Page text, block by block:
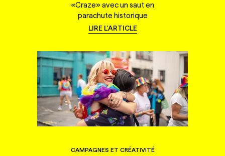
«Craze» avec un saut en
parachute historique
LIRE L'ARTICLE
CAMPAGNES ET CRÉATIVITÉ